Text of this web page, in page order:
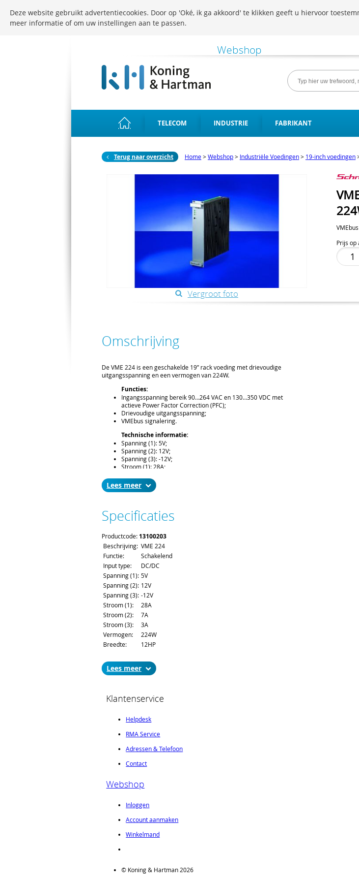
TELECOM INDUSTRIE FABRIKANT
Terug naar overzicht Home>Webshop> Industriële Voedingen> 19-inch voedingen
Vergroot foto
Prijs op
Omschrijving
De VME 224 is een geschakelde 19” rack voeding met drievoudige
uitgangsspanning en een vermogen van 224W.
Functies:
Ingangsspanning bereik 90…264 VAC en 130…350 VDC met
actieve Power Factor Correction (PFC);
Drievoudige uitgangsspanning;
VMEbus signalering.
Technische informatie:
Spanning (1): 5V;
Spanning (2): 12V;
Spanning (3): -12V;
Stroom (1): 28A;
Stroom (3): 3A;
Vermogen: 224W.
19” compatibel voeding, hoogte 6U, breedte 12HP, diepte
171,93mm (160mm bord diepte), connector H15M.
Levertijd en Transport:
De levertijd bedraagt ca. 2 á 3 weken. Bij het afronden van uw
bestelling kunt u de gewenste leverdatum aangeven;
Voor het afleveren van een voeding gelden de standaard order-
en verzendkosten.
Lees
Specificaties
Productcode:13100203
Beschrijving: VME 224
Functie:
Schakelend
Input type:
DC/DC
Spanning (1): 5V
Spanning (2): 12V
Spanning (3): -12V
Stroom (1):
28A
Stroom (2):
7A
Stroom (3):
3A
Vermogen:
224W
Breedte:
12HP
Diepte:
171,93mm
Connector:
H15M
Lees
Klantenservice
Helpdesk
RMA Service
Adressen & Telefoon
Contact
Webshop
Inloggen
Account aanmaken
Winkelmand
© Koning & Hartman 2026
Deze website gebruikt advertentiecookies. Door op 'Oké, ik ga akkoord' te klikken geeft u hiervoor
meer informatie of om uw instellingen aan te passen.